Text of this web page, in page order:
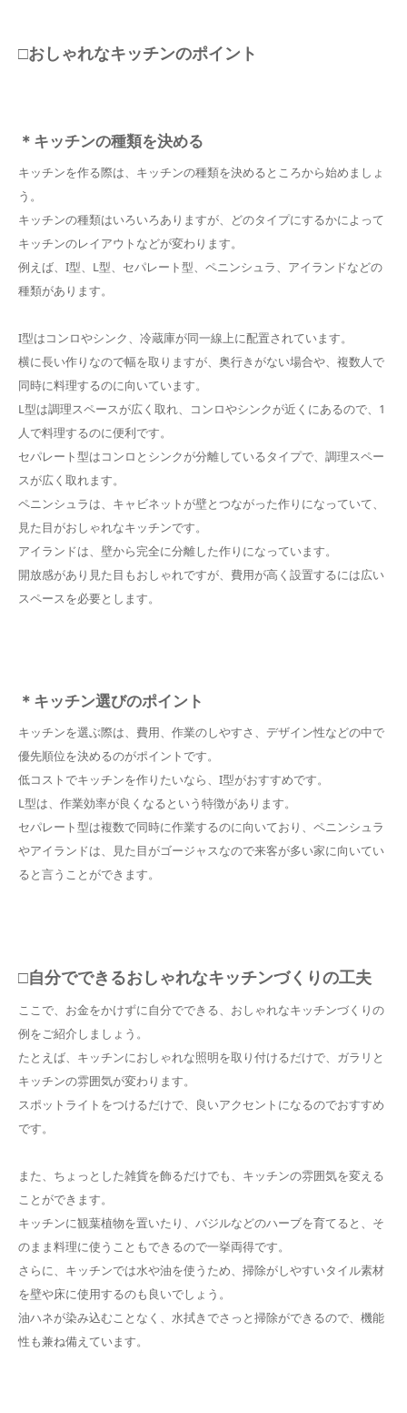
□おしゃれなキッチンのポイント
＊キッチンの種類を決める
キッチンを作る際は、キッチンの種類を決めるところから始めましょ
う。
キッチンの種類はいろいろありますが、どのタイプにするかによって
キッチンのレイアウトなどが変わります。
例えば、I型、L型、セパレート型、ペニンシュラ、アイランドなどの
種類があります。
I型はコンロやシンク、冷蔵庫が同一線上に配置されています。
横に長い作りなので幅を取りますが、奥行きがない場合や、複数人で
同時に料理するのに向いています。
L型は調理スペースが広く取れ、コンロやシンクが近くにあるので、1
人で料理するのに便利です。
セパレート型はコンロとシンクが分離しているタイプで、調理スペー
スが広く取れます。
ペニンシュラは、キャビネットが壁とつながった作りになっていて、
見た目がおしゃれなキッチンです。
アイランドは、壁から完全に分離した作りになっています。
開放感があり見た目もおしゃれですが、費用が高く設置するには広い
スペースを必要とします。
＊キッチン選びのポイント
キッチンを選ぶ際は、費用、作業のしやすさ、デザイン性などの中で
優先順位を決めるのがポイントです。
低コストでキッチンを作りたいなら、I型がおすすめです。
L型は、作業効率が良くなるという特徴があります。
セパレート型は複数で同時に作業するのに向いており、ペニンシュラ
やアイランドは、見た目がゴージャスなので来客が多い家に向いてい
ると言うことができます。
□自分でできるおしゃれなキッチンづくりの工夫
ここで、お金をかけずに自分でできる、おしゃれなキッチンづくりの
例をご紹介しましょう。
たとえば、キッチンにおしゃれな照明を取り付けるだけで、ガラリと
キッチンの雰囲気が変わります。
スポットライトをつけるだけで、良いアクセントになるのでおすすめ
です。
また、ちょっとした雑貨を飾るだけでも、キッチンの雰囲気を変える
ことができます。
キッチンに観葉植物を置いたり、バジルなどのハーブを育てると、そ
のまま料理に使うこともできるので一挙両得です。
さらに、キッチンでは水や油を使うため、掃除がしやすいタイル素材
を壁や床に使用するのも良いでしょう。
油ハネが染み込むことなく、水拭きでさっと掃除ができるので、機能
性も兼ね備えています。